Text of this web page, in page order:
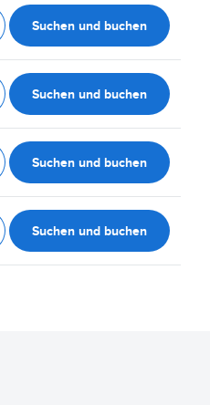
Suchen und buchen
Suchen und buchen
Suchen und buchen
Suchen und buchen